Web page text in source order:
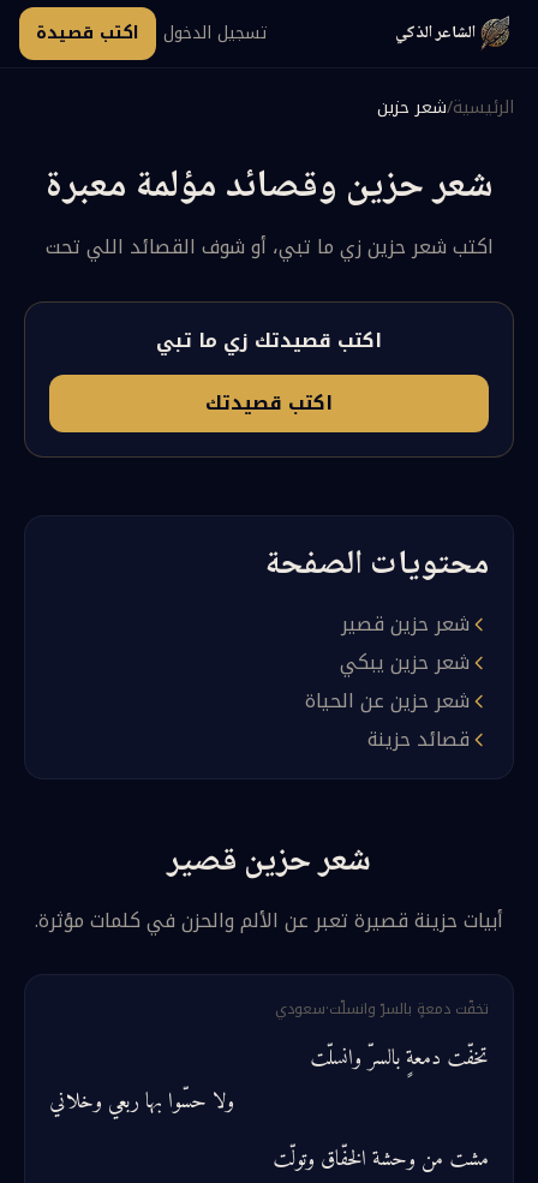
الشاعر الذكي تسجيل الدخول اكتب قصيدة
الرئيسية/شعر حزين
شعر حزين وقصائد مؤلمة معبرة
اكتبشعر حزينزي ما تبي، أو شوف القصائد اللي تحت
اكتب قصيدتك زي ما تبي
اكتب قصيدتك
محتويات الصفحة
شعر حزين قصير
شعر حزين يبكي
شعر حزين عن الحياة
قصائد حزينة
شعر حزين قصير
أبيات حزينة قصيرة تعبر عن الألم والحزن في كلمات مؤثرة.
تخفّت دمعةٍ بالسرّ وانسلّت·سعودي
تخفّت دمعةٍ بالسرّ وانسلّت
ولا حسّوا بها ربعي وخلاني
مشت من وحشة الخفّاق وتولّت